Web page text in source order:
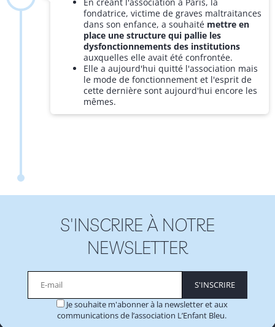
fondatrice, victime de graves maltraitances
dans son enfance, a souhaité mettre en
place une structure qui pallie les
dysfonctionnements des institutions
auxquelles elle avait été confrontée.
Elle a aujourd'hui quitté l'association mais
le mode de fonctionnement et l'esprit de
cette dernière sont aujourd'hui encore les
mêmes.
S'INSCRIRE À NOTRE
NEWSLETTER
Je souhaite m'abonner à la newsletter et aux
communications de l’association L’Enfant Bleu.